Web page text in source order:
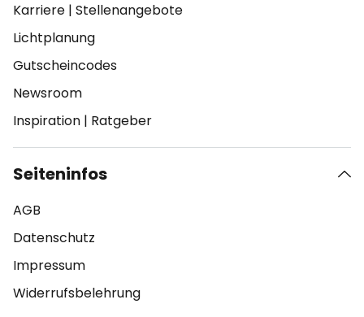
Karriere | Stellenangebote
Lichtplanung
Gutscheincodes
Newsroom
Inspiration | Ratgeber
Seiteninfos
AGB
Datenschutz
Impressum
Widerrufsbelehrung